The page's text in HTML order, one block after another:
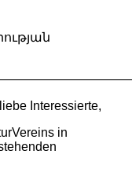
Interessierte,
in